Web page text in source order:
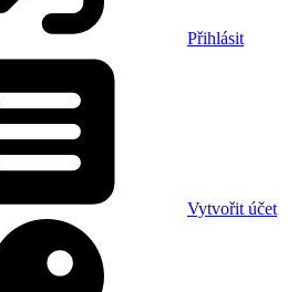
Přihlásit
Vytvořit účet